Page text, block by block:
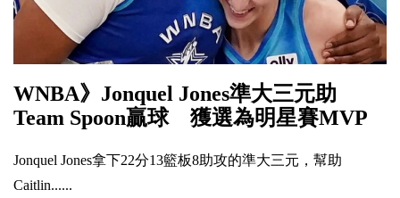
WNBA》Jonquel Jones準大三元助
Team Spoon贏球 獲選為明星賽MVP
Jonquel Jones拿下22分13籃板8助攻的準大三元，幫助
Caitlin......